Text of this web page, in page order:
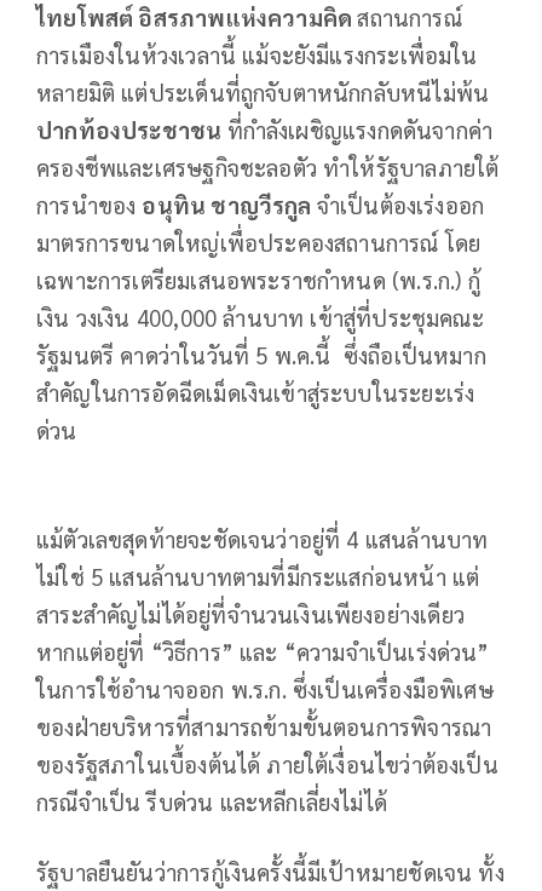
ไทยโพสต์ อิสรภาพแห่งความคิดสถานการณ์
การเมืองในห้วงเวลานี้ แม้จะยังมีแรงกระเพื่อมใน
หลายมิติ แต่ประเด็นที่ถูกจับตาหนักกลับหนีไม่พ้น
ปากท้องประชาชน ที่กำลังเผชิญแรงกดดันจากค่า
ครองชีพและเศรษฐกิจชะลอตัว ทำให้รัฐบาลภายใต้
การนำของ อนุทิน ชาญวีรกูล จำเป็นต้องเร่งออก
มาตรการขนาดใหญ่เพื่อประคองสถานการณ์ โดย
เฉพาะการเตรียมเสนอพระราชกำหนด (พ.ร.ก.) กู้
เงิน วงเงิน 400,000 ล้านบาท เข้าสู่ที่ประชุมคณะ
รัฐมนตรี คาดว่าในวันที่ 5 พ.ค.นี้ ซึ่งถือเป็นหมาก
สำคัญในการอัดฉีดเม็ดเงินเข้าสู่ระบบในระยะเร่ง
ด่วน
แม้ตัวเลขสุดท้ายจะชัดเจนว่าอยู่ที่ 4 แสนล้านบาท
ไม่ใช่ 5 แสนล้านบาทตามที่มีกระแสก่อนหน้า แต่
สาระสำคัญไม่ได้อยู่ที่จำนวนเงินเพียงอย่างเดียว
หากแต่อยู่ที่ “วิธีการ” และ “ความจำเป็นเร่งด่วน”
ในการใช้อำนาจออก พ.ร.ก. ซึ่งเป็นเครื่องมือพิเศษ
ของฝ่ายบริหารที่สามารถข้ามขั้นตอนการพิจารณา
ของรัฐสภาในเบื้องต้นได้ ภายใต้เงื่อนไขว่าต้องเป็น
กรณีจำเป็น รีบด่วน และหลีกเลี่ยงไม่ได้
รัฐบาลยืนยันว่าการกู้เงินครั้งนี้มีเป้าหมายชัดเจน ทั้ง